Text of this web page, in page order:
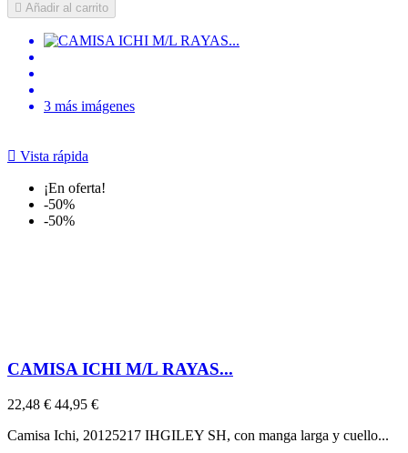
 Añadir al carrito
3 más imágenes
 Vista rápida
¡En oferta!
-50%
-50%
CAMISA ICHI M/L RAYAS...
22,48 € 44,95 €
Camisa Ichi, 20125217 IHGILEY SH, con manga larga y cuello...